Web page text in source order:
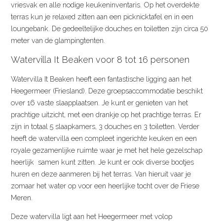
vriesvak en alle nodige keukeninventaris. Op het overdekte
terras kun je relaxed zitten aan een picknicktafel en in een
loungebank. De gedeeltelijke douches en toiletten zijn circa 50
meter van de glampingtenten.
Watervilla It Beaken voor 8 tot 16 personen
Watervilla It Beaken heeft een fantastische ligging aan het
Heegermeer (Friesland). Deze groepsaccommodatie beschikt
over 16 vaste slaapplaatsen. Je kunt er genieten van het
prachtige uitzicht, met een drankje op het prachtige terras. Er
zijn in totaal 5 slaapkamers, 3 douches en 3 toiletten. Verder
heeft de watervilla een compleet ingerichte keuken en een
royale gezamenlijke ruimte waar je met het hele gezelschap
heerlijk samen kunt zitten. Je kunt er ook diverse bootjes
huren en deze aanmeren bij het terras. Van hieruit vaar je
zomaar het water op voor een heerlijke tocht over de Friese
Meren.
Deze watervilla ligt aan het Heegermeer met volop